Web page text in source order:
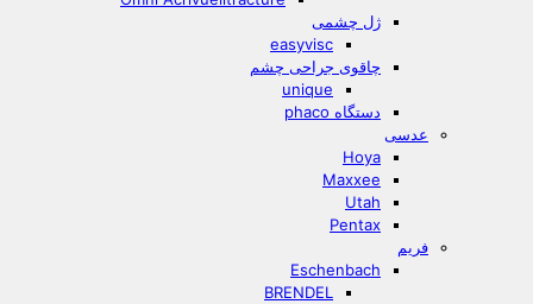
ژل چشمی
easyvisc
چاقوی جراحی چشم
unique
دستگاه phaco
عدسی
Hoya
Maxxee
Utah
Pentax
فریم
Eschenbach
BRENDEL